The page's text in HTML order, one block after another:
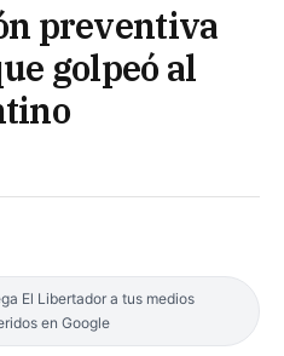
preventiva
golpeó al
El Libertador a tus medios
en Google